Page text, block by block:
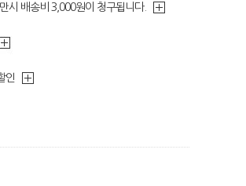
시 배송비 3,000원이 청구됩니다.
인